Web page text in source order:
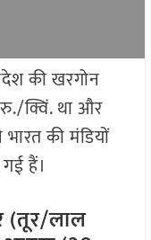
की खरगोन
क्विं. था और
की मंडियों
हैं।
(तूर/लाल